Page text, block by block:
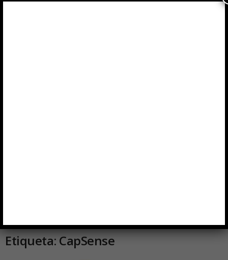
Inicio Etiquetas CapSense
Etiqueta: CapSense